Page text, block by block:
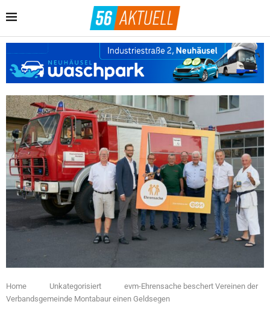
Home Unkategorisiert
evm-Ehrensache beschert Vereinen der
Verbandsgemeinde Montabaur einen Geldsegen